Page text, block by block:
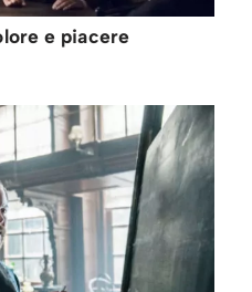
e piacere